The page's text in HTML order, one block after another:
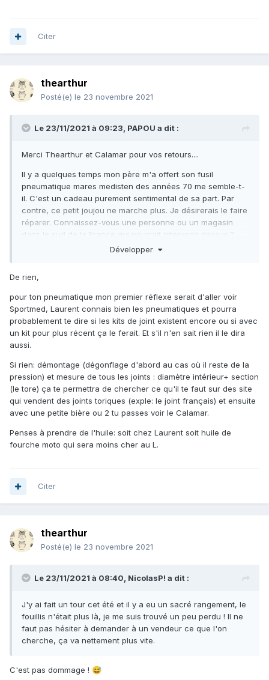
Citer
thearthur
Posté(e) le 23 novembre 2021
Le 23/11/2021 à 09:23, PAPOU a dit :
Merci Thearthur et Calamar pour vos retours....
Il y a quelques temps mon père m'a offert son fusil
pneumatique mares medisten des années 70 me semble-t-
il. C'est un cadeau purement sentimental de sa part. Par
contre, ce petit joujou ne marche plus. Je désirerais le faire
réparer. Connaissez-vous une personne ou un magasin
dans le sud de la France qui pourrait intervenir dessus ?
Développer
De rien,
pour ton pneumatique mon premier réflexe serait d'aller voir
Sportmed, Laurent connais bien les pneumatiques et pourra
probablement te dire si les kits de joint existent encore ou si avec
un kit pour plus récent ça le ferait. Et s'il n'en sait rien il le dira
aussi.
Si rien: démontage (dégonflage d'abord au cas où il reste de la
pression) et mesure de tous les joints : diamètre intérieur+ section
(le tore) ça te permettra de chercher ce qu'il te faut sur des site
qui vendent des joints toriques (exple: le joint français) et ensuite
avec une petite bière ou 2 tu passes voir le Calamar.
Penses à prendre de l'huile: soit chez Laurent soit huile de
fourche moto qui sera moins cher au L.
Citer
thearthur
Posté(e) le 23 novembre 2021
Le 23/11/2021 à 08:40, NicolasP! a dit :
J'y ai fait un tour cet été et il y a eu un sacré rangement, le
fouillis n'était plus là, je me suis trouvé un peu perdu ! Il ne
faut pas hésiter à demander à un vendeur ce que l'on
cherche, ça va nettement plus vite.
C'est pas dommage ! 😅